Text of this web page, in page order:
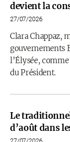
devient la
27/07/2026
Clara Chappaz,
gouvernements
l’Élysée,
du Président.
Le
d’août dans